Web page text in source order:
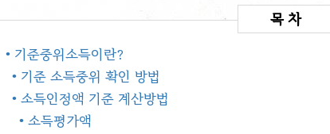
• 기준중위소득​이란?
• 기준 소득중위 확인 방법
• 소득인정액 기준 계산방법
• 소득평가액